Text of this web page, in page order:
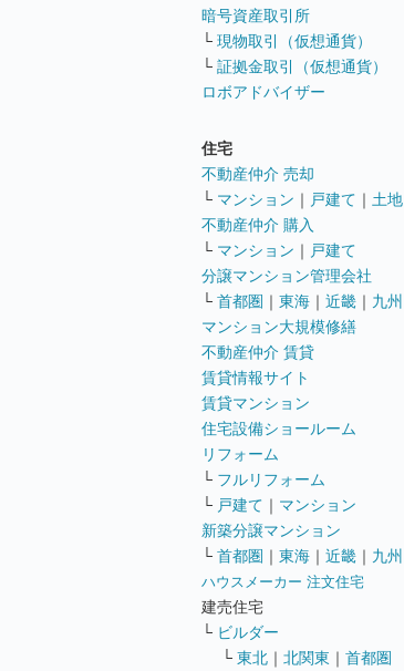
暗号資産取引所
└ 現物取引（仮想通貨）
└ 証拠金取引（仮想通貨）
ロボアドバイザー
住宅
不動産仲介 売却
└ マンション ｜ 戸建て ｜ 土地
不動産仲介 購入
└ マンション ｜ 戸建て
分譲マンション管理会社
└ 首都圏 ｜ 東海 ｜ 近畿 ｜ 九州
マンション大規模修繕
不動産仲介 賃貸
賃貸情報サイト
賃貸マンション
住宅設備ショールーム
リフォーム
└ フルリフォーム
└ 戸建て ｜ マンション
新築分譲マンション
└ 首都圏 ｜ 東海 ｜ 近畿 ｜ 九州
ハウスメーカー 注文住宅
建売住宅
└ ビルダー
└ 東北 ｜ 北関東 ｜ 首都圏